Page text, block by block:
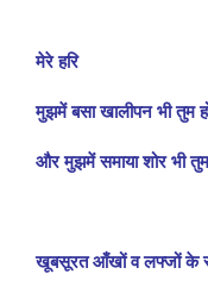
मेरे हरि
मुझमें बसा खालीपन भी तुम
और मुझमें समाया शोर भी
खूबसूरत आँखों व लफ्जों के